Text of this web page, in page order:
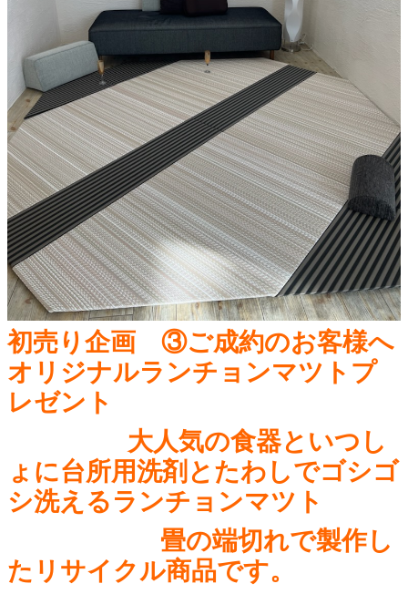
初売り企画 ③ご成約のお客様へ
オリジナルランチョンマツトプ
レゼント
大人気の食器といつし
ょに台所用洗剤とたわしでゴシゴ
シ洗えるランチョンマツト
畳の端切れで製作し
たリサイクル商品です。